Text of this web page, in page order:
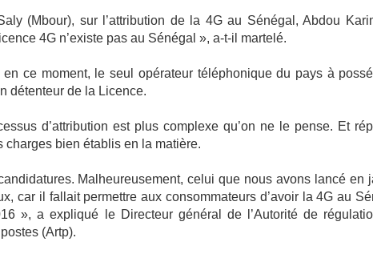
(Mbour), sur l’attribution de la 4G au Sénégal, Abdou
4G n’existe pas au Sénégal », a-t-il martelé.
en ce moment, le seul opérateur téléphonique du pays à
détenteur de la Licence.
d’attribution est plus complexe qu’on ne le pense. Et
charges bien établis en la matière.
Malheureusement, celui que nous avons lancé en
car il fallait permettre aux consommateurs d’avoir la 4G au
», a expliqué le Directeur général de l’Autorité de
(Artp).